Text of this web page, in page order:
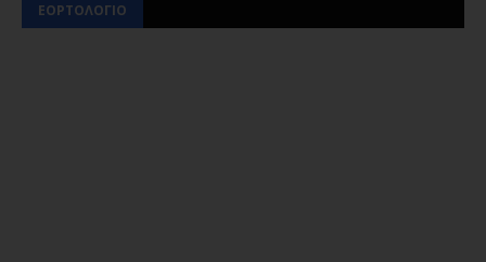
ΕΟΡΤΟΛΟΓΙΟ